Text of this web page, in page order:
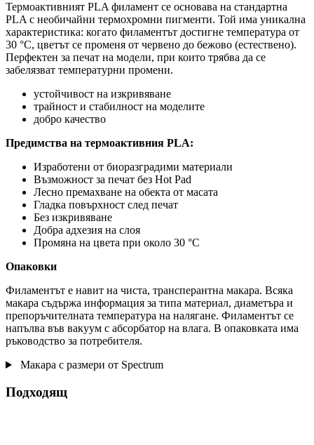
Термоактивният PLA филамент се основава на стандартна
PLA с необичайни термохромни пигменти. Той има уникална
характеристика: когато филаментът достигне температура от
30 °C, цветът се променя от червено до бежово (естествено).
Перфектен за печат на модели, при които трябва да се
забелязват температурни промени.
устойчивост на изкривяване
трайност и стабилност на моделите
добро качество
Предимства на термоактивния PLA:
Изработени от биоразградими материали
Възможност за печат без Hot Pad
Лесно премахване на обекта от масата
Гладка повърхност след печат
Без изкривяване
Добра адхезия на слоя
Промяна на цвета при около 30 °C
Опаковки
Филаментът е навит на чиста, трансперантна макара. Всяка
макара съдържа информация за типа материал, диаметъра и
препоръчителната температура на налягане. Филаментът се
напълва във вакуум с абсорбатор на влага. В опаковката има
ръководство за потребителя.
Макара с размери от Spectrum
Подходящ